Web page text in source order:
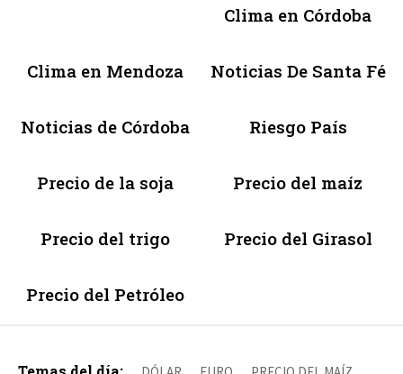
Clima en Córdoba
Clima en Mendoza Noticias De Santa Fé
Noticias de Córdoba Riesgo País
Precio de la soja Precio del maíz
Precio del trigo Precio del Girasol
Precio del Petróleo